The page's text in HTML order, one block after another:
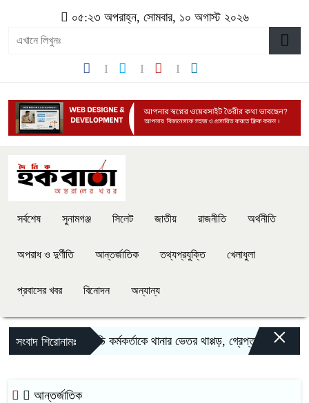
০৫:২৩ অপরাহ্ন, সোমবার, ১০ অগাস্ট ২০২৬
সর্বশেষ সুনামগঞ্জ সিলেট জাতীয় রাজনীতি অর্থনীতি
অপরাধ ও দুর্ণীতি আন্তর্জাতিক তথ্যপ্রযুক্তি খেলাধুলা
প্রবাসের খবর বিনোদন অন্যান্য
সংবাদ শিরোনামঃসিআইডি কর্মকর্তাকে থানার ভেতর থাপ্পড়, গ্রেপ্তার বিএনপি নেতা
×
আন্তর্জাতিক